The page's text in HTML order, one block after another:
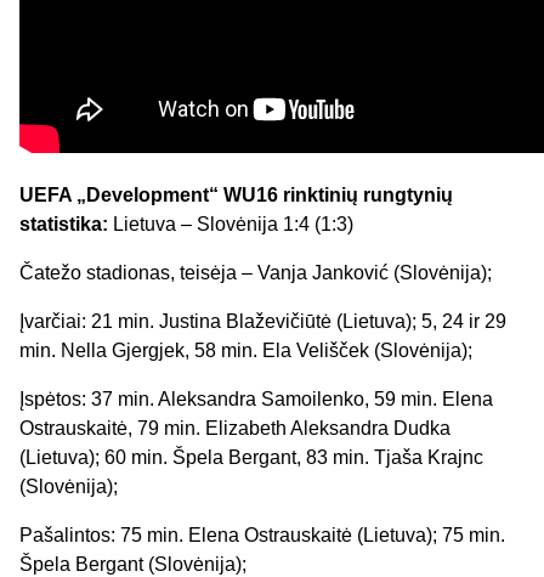
UEFA „Development“ WU16 rinktinių rungtynių
statistika: Lietuva – Slovėnija 1:4 (1:3)
Čatežo stadionas, teisėja – Vanja Janković (Slovėnija);
Įvarčiai: 21 min. Justina Blaževičiūtė (Lietuva); 5, 24 ir 29
min. Nella Gjergjek, 58 min. Ela Velišček (Slovėnija);
Įspėtos: 37 min. Aleksandra Samoilenko, 59 min. Elena
Ostrauskaitė, 79 min. Elizabeth Aleksandra Dudka
(Lietuva); 60 min. Špela Bergant, 83 min. Tjaša Krajnc
(Slovėnija);
Pašalintos: 75 min. Elena Ostrauskaitė (Lietuva); 75 min.
Špela Bergant (Slovėnija);